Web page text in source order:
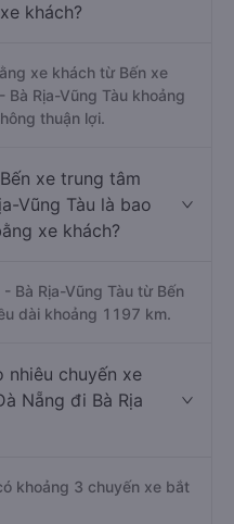
khách?
xe khách từ Bến xe
Rịa-Vũng Tàu khoảng
thuận lợi.
xe trung tâm
Vũng Tàu là bao
xe khách?
Bà Rịa-Vũng Tàu từ Bến
dài khoảng 1197 km.
nhiêu chuyến xe
Nẵng đi Bà Rịa
khoảng 3 chuyến xe bắt